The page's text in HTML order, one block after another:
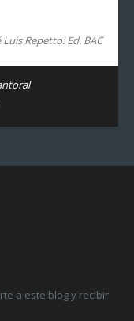
Repetto. Ed. BAC
a este blog y recibir